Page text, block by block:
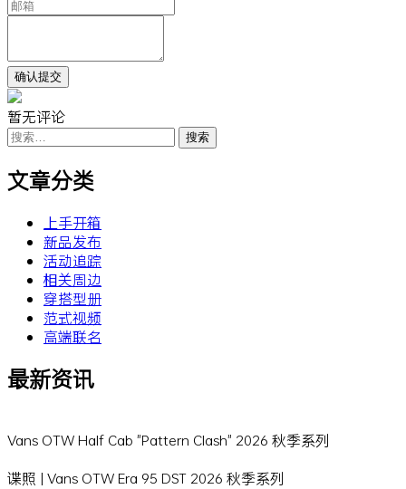
暂无评论
搜
索：
文章分类
上手开箱
新品发布
活动追踪
相关周边
穿搭型册
范式视频
高端联名
最新资讯
Vans OTW Half Cab "Pattern Clash" 2026 秋季系列
谍照 | Vans OTW Era 95 DST 2026 秋季系列